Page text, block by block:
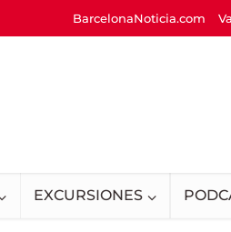
BarcelonaNoticia.com
EXCURSIONES